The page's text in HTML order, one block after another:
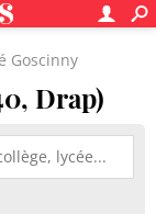
Goscinny
Drap)